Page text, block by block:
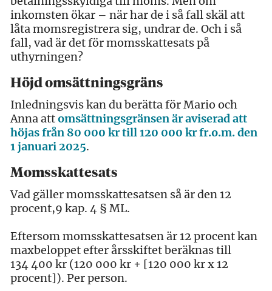
inkomsten ökar – när har de i så fall skäl att
låta momsregistrera sig, undrar de. Och i så
fall, vad är det för momsskattesats på
uthyrningen?
Höjd omsättningsgräns
Inledningsvis kan du berätta för Mario och
Anna attomsättningsgränsen är aviserad att
höjas från 80 000 kr till 120 000 kr fr.o.m. den
1 januari 2025.
Momsskattesats
Vad gäller momsskattesatsen så är den 12
procent,9 kap. 4 § ML.
Eftersom momsskattesatsen är 12 procent kan
maxbeloppet efter årsskiftet beräknas till
134 400 kr (120 000 kr + [120 000 kr x 12
procent]). Per person.